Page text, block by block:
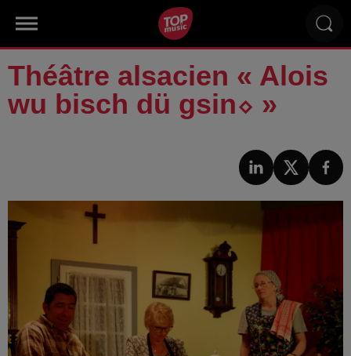
Théâtre alsacien « Alois
wu bisch dü gsin⬦ »